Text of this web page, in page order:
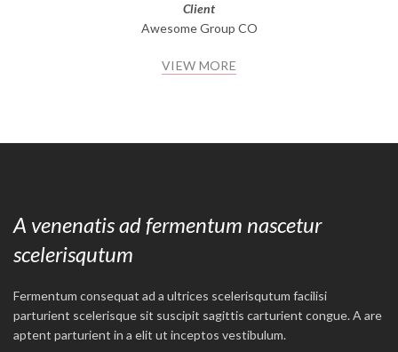
Client
Awesome Group CO
VIEW MORE
A venenatis ad fermentum nascetur
scelerisqutum
Fermentum consequat ad a ultrices scelerisqutum facilisi
parturient scelerisque sit suscipit sagittis carturient congue. A are
aptent parturient in a elit ut inceptos vestibulum.